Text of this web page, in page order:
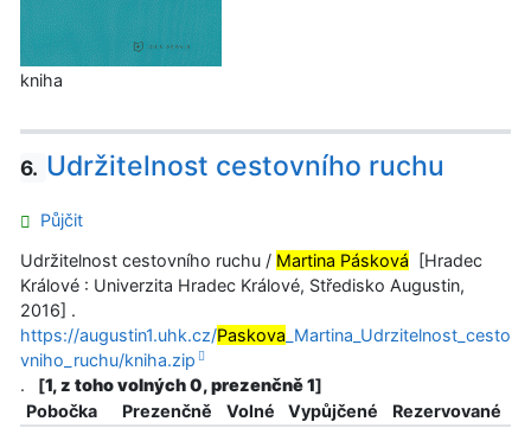
kniha
6. Udržitelnost cestovního ruchu
Půjčit
Udržitelnost cestovního ruchu / Martina Pásková [Hradec
Králové : Univerzita Hradec Králové, Středisko Augustin,
2016] .
https://augustin1.uhk.cz/Paskova _Martina_Udrzitelnost_cesto
vniho_ruchu/kniha.zip
.
[1, z toho volných 0, prezenčně 1]
Pobočka
Prezenčně Volné Vypůjčené
Rezervované